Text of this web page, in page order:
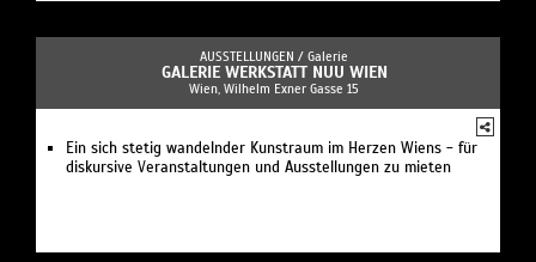
AUSSTELLUNGEN / Galerie
GALERIE WERKSTATT NUU WIEN
Wien, Wilhelm Exner Gasse 15
Ein sich stetig wandelnder Kunstraum im Herzen Wiens - für
diskursive Veranstaltungen und Ausstellungen zu mieten